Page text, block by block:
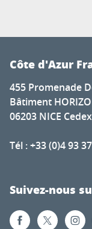
Côte d'Azur
455 Promenade
Bâtiment
06203 NICE
Tél : +33 (0)4 93
Suivez-nous